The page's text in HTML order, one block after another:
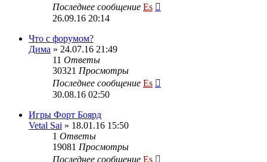
Последнее сообщение Es
26.09.16 20:14
Что с форумом?
Дима » 24.07.16 21:49
11 Ответы
30321 Просмотры
Последнее сообщение Es
30.08.16 02:50
Игры Форт Боярд
Vetal Sai » 18.01.16 15:50
1 Ответы
19081 Просмотры
Последнее сообщение Es